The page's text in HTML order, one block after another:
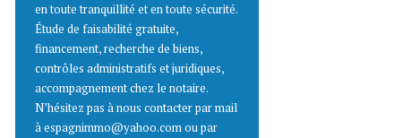
en toute tranquillité et en toute sécurité.
Étude de faisabilité gratuite,
financement, recherche de biens,
contrôles administratifs et juridiques,
accompagnement chez le notaire.
N’hésitez pas à nous contacter par mail
à espagnimmo@yahoo.com ou par